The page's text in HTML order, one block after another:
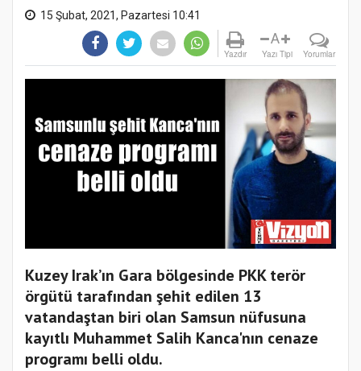
15 Şubat, 2021, Pazartesi 10:41
Yazdır
A
Yazı Tipi Yorumlar
Kuzey Irak’ın Gara bölgesinde PKK terör
örgütü tarafından şehit edilen 13
vatandaştan biri olan Samsun nüfusuna
kayıtlı Muhammet Salih Kanca'nın cenaze
programı belli oldu.